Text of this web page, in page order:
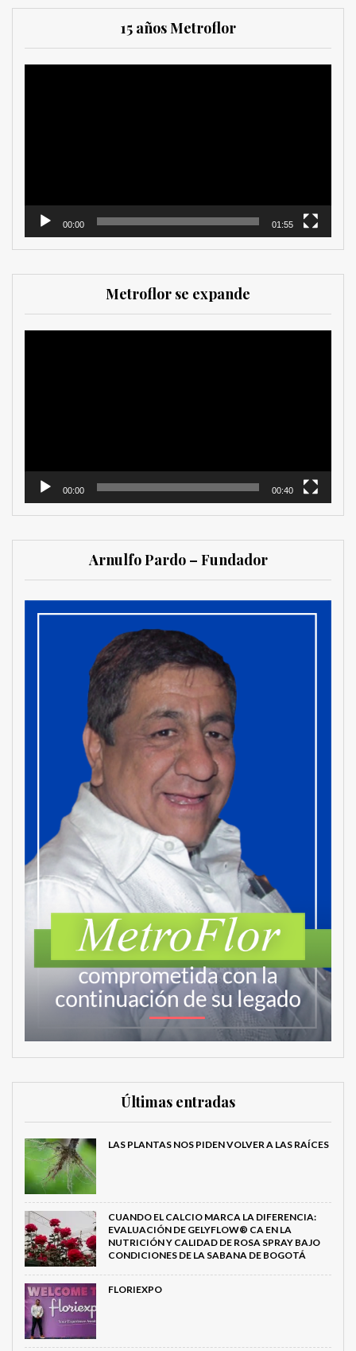
15 años Metroflor
00:00 01:55
Metroflor se expande
00:00 00:40
Arnulfo Pardo – Fundador
Últimas entradas
LAS PLANTAS NOS PIDEN VOLVER A LAS RAÍCES
CUANDO EL CALCIO MARCA LA DIFERENCIA:
EVALUACIÓN DE GELYFLOW® CA EN LA
NUTRICIÓN Y CALIDAD DE ROSA SPRAY BAJO
CONDICIONES DE LA SABANA DE BOGOTÁ
FLORIEXPO